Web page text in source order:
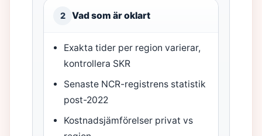
2 Vad som är oklart
Exakta tider per region varierar,
kontrollera SKR
Senaste NCR-registrens statistik
post-2022
Kostnadsjämförelser privat vs